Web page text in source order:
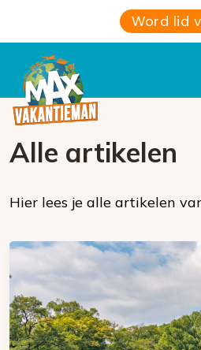
Word lid
Alle artikelen
Hier lees je alle artikelen